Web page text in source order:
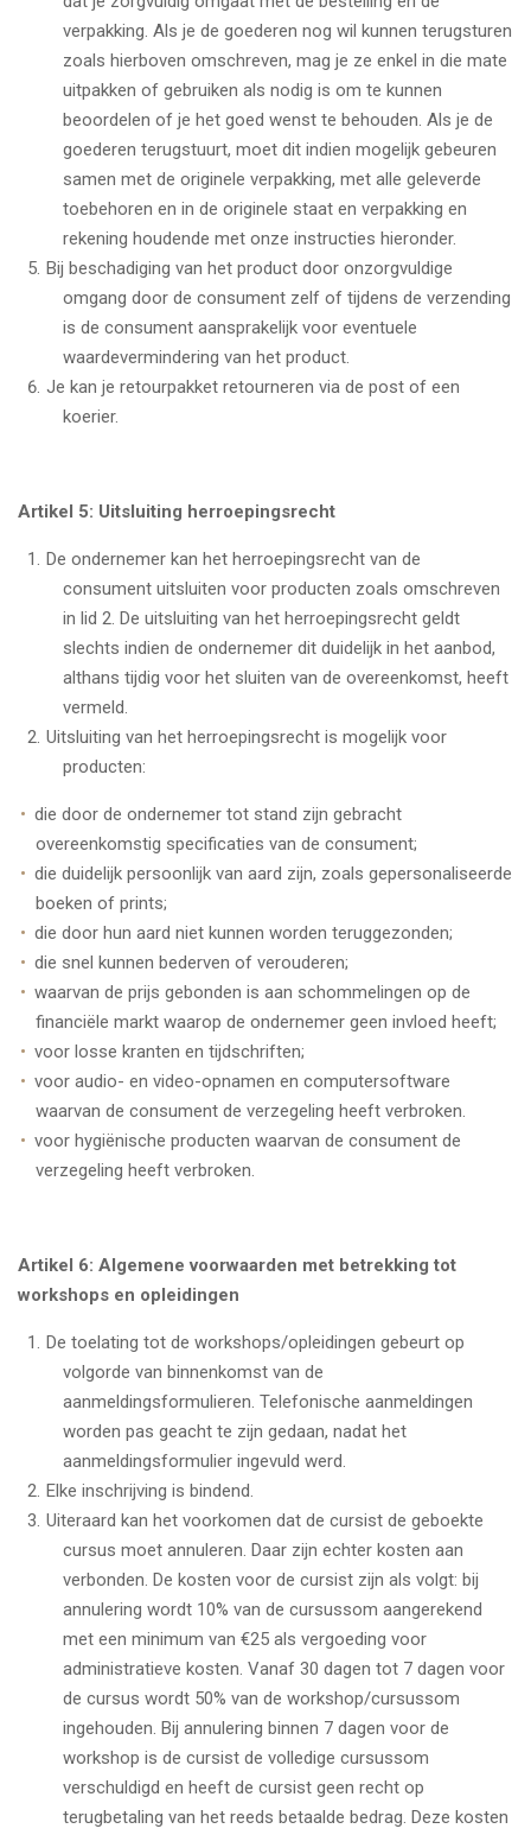
verpakking. Als je de goederen nog wil kunnen terugsturen
zoals hierboven omschreven, mag je ze enkel in die mate
uitpakken of gebruiken als nodig is om te kunnen
beoordelen of je het goed wenst te behouden. Als je de
goederen terugstuurt, moet dit indien mogelijk gebeuren
samen met de originele verpakking, met alle geleverde
toebehoren en in de originele staat en verpakking en
rekening houdende met onze instructies hieronder.
Bij beschadiging van het product door onzorgvuldige
omgang door de consument zelf of tijdens de verzending
is de consument aansprakelijk voor eventuele
waardevermindering van het product.
Je kan je retourpakket retourneren via de post of een
koerier.
Artikel 5: Uitsluiting herroepingsrecht
De ondernemer kan het herroepingsrecht van de
consument uitsluiten voor producten zoals omschreven
in lid 2. De uitsluiting van het herroepingsrecht geldt
slechts indien de ondernemer dit duidelijk in het aanbod,
althans tijdig voor het sluiten van de overeenkomst, heeft
vermeld.
Uitsluiting van het herroepingsrecht is mogelijk voor
producten:
die door de ondernemer tot stand zijn gebracht
overeenkomstig specificaties van de consument;
die duidelijk persoonlijk van aard zijn, zoals gepersonaliseerde
boeken of prints;
die door hun aard niet kunnen worden teruggezonden;
die snel kunnen bederven of verouderen;
waarvan de prijs gebonden is aan schommelingen op de
financiële markt waarop de ondernemer geen invloed heeft;
voor losse kranten en tijdschriften;
voor audio- en video-opnamen en computersoftware
waarvan de consument de verzegeling heeft verbroken.
voor hygiënische producten waarvan de consument de
verzegeling heeft verbroken.
Artikel 6: Algemene voorwaarden met betrekking tot
workshops en opleidingen
De toelating tot de workshops/opleidingen gebeurt op
volgorde van binnenkomst van de
aanmeldingsformulieren. Telefonische aanmeldingen
worden pas geacht te zijn gedaan, nadat het
aanmeldingsformulier ingevuld werd.
Elke inschrijving is bindend.
Uiteraard kan het voorkomen dat de cursist de geboekte
cursus moet annuleren. Daar zijn echter kosten aan
verbonden. De kosten voor de cursist zijn als volgt: bij
annulering wordt 10% van de cursussom aangerekend
met een minimum van €25 als vergoeding voor
administratieve kosten. Vanaf 30 dagen tot 7 dagen voor
de cursus wordt 50% van de workshop/cursussom
ingehouden. Bij annulering binnen 7 dagen voor de
workshop is de cursist de volledige cursussom
verschuldigd en heeft de cursist geen recht op
terugbetaling van het reeds betaalde bedrag. Deze kosten